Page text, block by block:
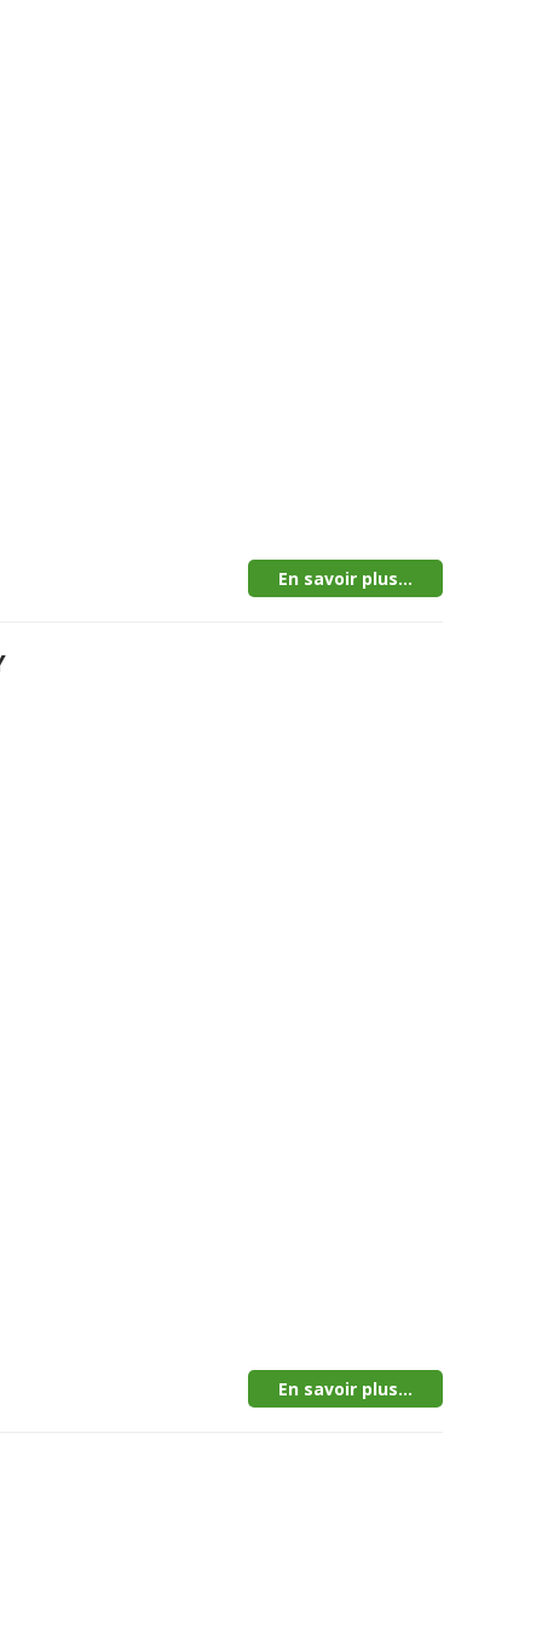
En savoir plus...
En savoir plus...